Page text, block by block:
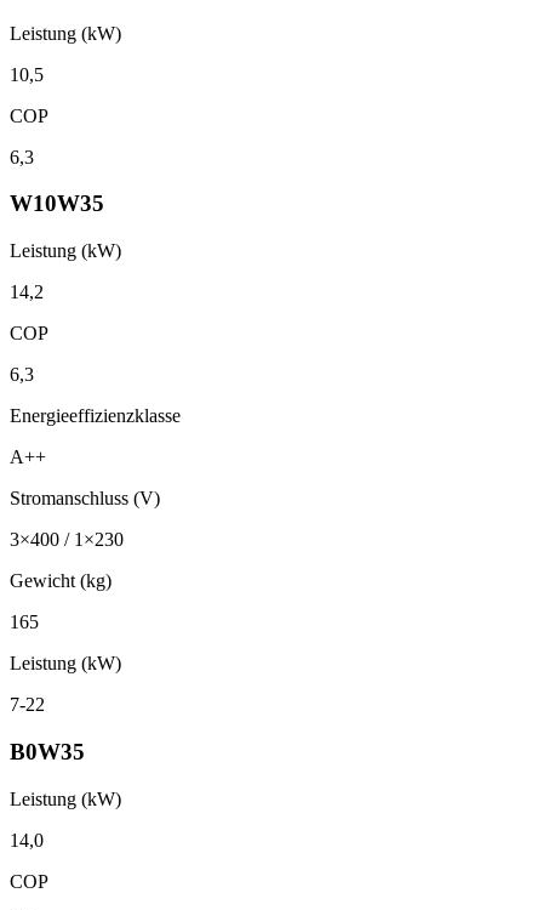
Leistung (kW)
10,5
COP
6,3
W10W35
Leistung (kW)
14,2
COP
6,3
Energieeffizienzklasse
A++
Stromanschluss (V)
3×400 / 1×230
Gewicht (kg)
165
Leistung (kW)
7-22
B0W35
Leistung (kW)
14,0
COP